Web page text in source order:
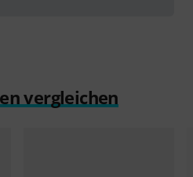
vergleichen